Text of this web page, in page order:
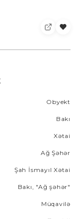
Obyekt
Bakı
Xətai
Ağ Şəhər
Şah İsmayıl Xətai
Bakı, "Ağ şəhər"
Müqavilə